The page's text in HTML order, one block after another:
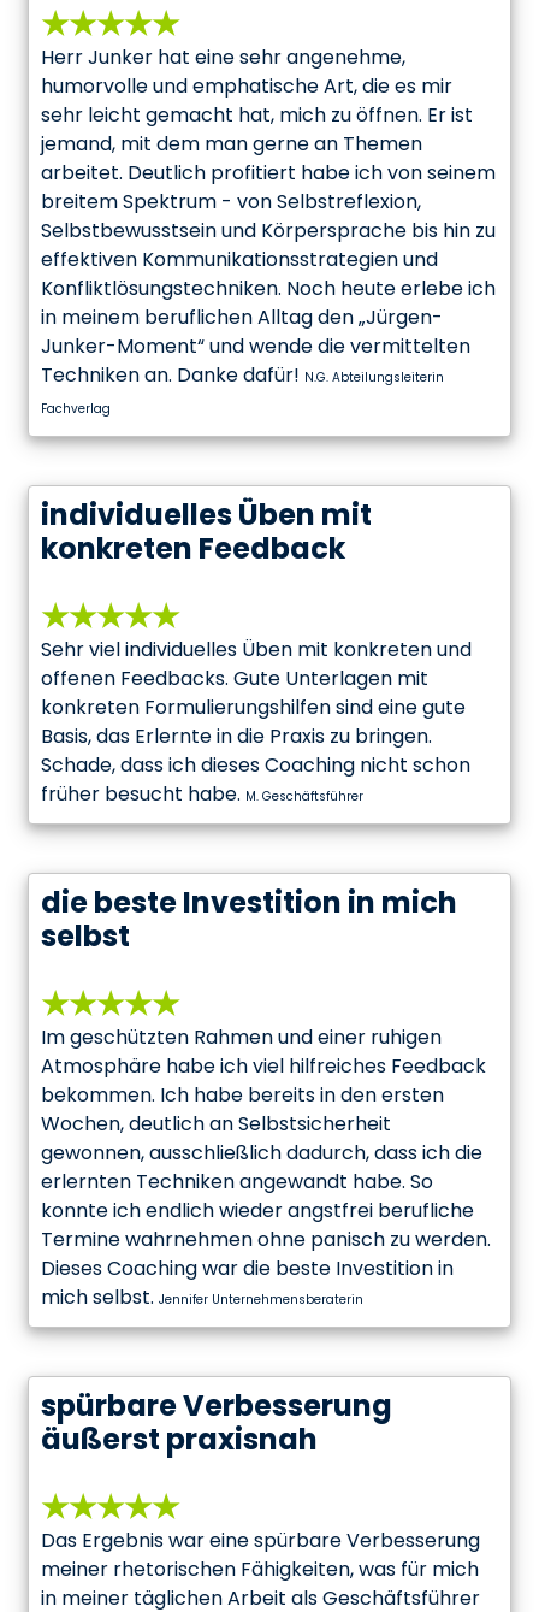
★★★★★
Herr Junker hat eine sehr angenehme,
humorvolle und emphatische Art, die es mir
sehr leicht gemacht hat, mich zu öffnen. Er ist
jemand, mit dem man gerne an Themen
arbeitet. Deutlich profitiert habe ich von seinem
breitem Spektrum - von Selbstreflexion,
Selbstbewusstsein und Körpersprache bis hin zu
effektiven Kommunikationsstrategien und
Konfliktlösungstechniken. Noch heute erlebe ich
in meinem beruflichen Alltag den „Jürgen-
Junker-Moment“ und wende die vermittelten
Techniken an. Danke dafür! N.G. Abteilungsleiterin
Fachverlag
individuelles Üben mit
konkreten Feedback
★★★★★
Sehr viel individuelles Üben mit konkreten und
offenen Feedbacks. Gute Unterlagen mit
konkreten Formulierungshilfen sind eine gute
Basis, das Erlernte in die Praxis zu bringen.
Schade, dass ich dieses Coaching nicht schon
früher besucht habe. M. Geschäftsführer
die beste Investition in mich
selbst
★★★★★
Im geschützten Rahmen und einer ruhigen
Atmosphäre habe ich viel hilfreiches Feedback
bekommen. Ich habe bereits in den ersten
Wochen, deutlich an Selbstsicherheit
gewonnen, ausschließlich dadurch, dass ich die
erlernten Techniken angewandt habe. So
konnte ich endlich wieder angstfrei berufliche
Termine wahrnehmen ohne panisch zu werden.
Dieses Coaching war die beste Investition in
mich selbst. Jennifer Unternehmensberaterin
spürbare Verbesserung
äußerst praxisnah
★★★★★
Das Ergebnis war eine spürbare Verbesserung
meiner rhetorischen Fähigkeiten, was für mich
in meiner täglichen Arbeit als Geschäftsführer